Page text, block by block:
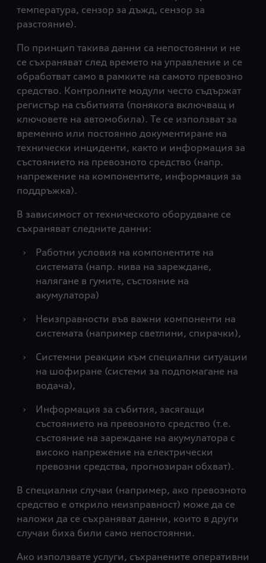
температура, сензор за дъжд, сензор за
разстояние).
По принцип такива данни са непостоянни и не
се съхраняват след времето на управление и се
обработват само в рамките на самото превозно
средство. Контролните модули често съдържат
регистър на събитията (понякога включващ и
ключовете на автомобила). Те се използват за
временно или постоянно документиране на
технически инциденти, както и информация за
състоянието на превозното средство (напр.
напрежение на компонентите, информация за
поддръжка).
В зависимост от техническото оборудване се
съхраняват следните данни:
›
Работни условия на компонентите на
системата (напр. нива на зареждане,
налягане в гумите, състояние на
акумулатора)
›
Неизправности във важни компоненти на
системата (например светлини, спирачки),
›
Системни реакции към специални ситуации
на шофиране (системи за подпомагане на
водача),
›
Информация за събития, засягащи
състоянието на превозното средство (т.е.
състояние на зареждане на акумулатора с
високо напрежение на електрически
превозни средства, прогнозиран обхват).
В специални случаи (например, ако превозното
средство е открило неизправност) може да се
наложи да се съхраняват данни, които в други
случаи биха били само непостоянни.
Ако използвате услуги, съхранените оперативни